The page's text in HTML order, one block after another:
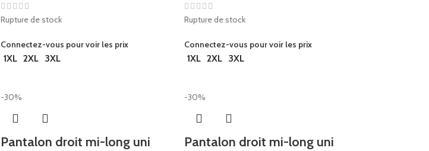
Rupture de stock
Connectez-vous pour voir les prix
1XL 2XL 3XL
Rupture de stock
Connectez-vous pour voir les prix
1XL 2XL 3XL
-30%
Pantalon droit mi-long uni
-30%
Pantalon droit mi-long uni